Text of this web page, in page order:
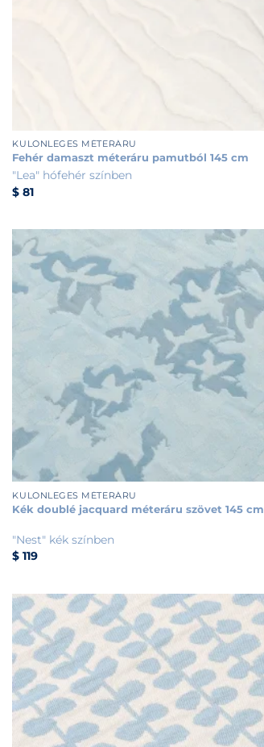
KÜLÖNLEGES MÉTERÁRU
Fehér damaszt méteráru pamutból 145 cm
"Lea" hófehér színben
$ 81
KÜLÖNLEGES MÉTERÁRU
Kék doublé jacquard méteráru szövet 145 cm
"Nest" kék színben
$ 119